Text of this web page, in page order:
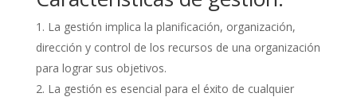
La gestión implica la planificación, organización,
dirección y control de los recursos de una organización
para lograr sus objetivos.
La gestión es esencial para el éxito de cualquier